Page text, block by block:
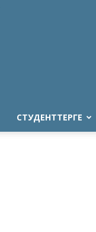
СТУДЕНТТЕРГЕ